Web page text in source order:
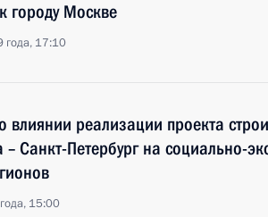
городу Москве
года, 17:10
реализации проекта
Санкт-Петербург на социально-
15:00